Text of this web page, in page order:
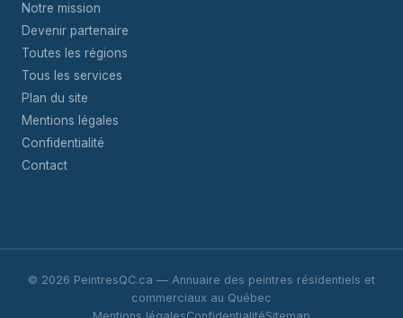
Notre mission
Devenir partenaire
Toutes les régions
Tous les services
Plan du site
Mentions légales
Confidentialité
Contact
© 2026 PeintresQC.ca — Annuaire des peintres résidentiels et
commerciaux au Québec